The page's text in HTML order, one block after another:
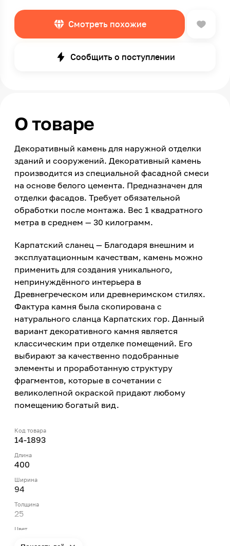
Смотреть похожие
Сообщить о поступлении
О товаре
Декоративный камень для наружной отделки
зданий и сооружений. Декоративный камень
производится из специальной фасадной смеси
на основе белого цемента. Предназначен для
отделки фасадов. Требует обязательной
обработки после монтажа. Вес 1 квадратного
метра в среднем — 30 килограмм.
Карпатский сланец — Благодаря внешним и
эксплуатационным качествам, камень можно
применить для создания уникального,
непринуждённого интерьера в
Древнегреческом или древнеримском стилях.
Фактура камня была скопирована с
натурального сланца Карпатских гор. Данный
вариант декоративного камня является
классическим при отделке помещений. Его
выбирают за качественно подобранные
элементы и проработанную структуру
фрагментов, которые в сочетании с
великолепной окраской придают любому
помещению богатый вид.
Код товара
14-1893
Длина
400
Ширина
94
Толщина
25
Цвет